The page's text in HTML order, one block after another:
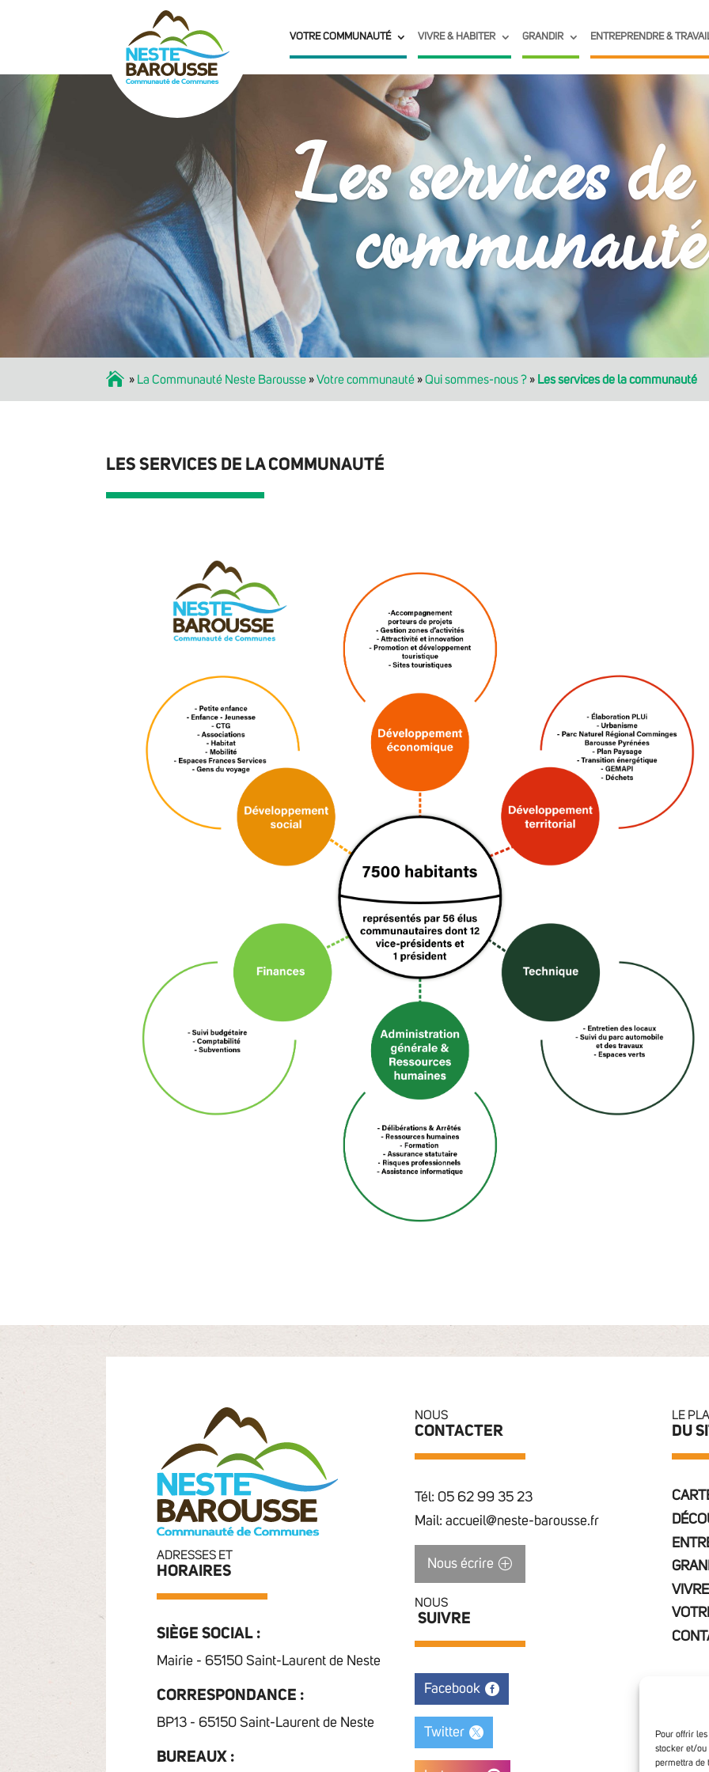
Pour offrir
stocker et/ou
permettra de
VOTRE COMMUNAUTÉ VIVRE & HABITER GRANDIR ENTREPRENDRE &
Les services
communauté
Accueil » La Communauté Neste Barousse »Votre communauté »Qui sommes-nous ? » Les services de la communauté
LES SERVICES DE LA COMMUNAUTÉ
ADRESSES ET
HORAIRES
SIÈGE SOCIAL :
Mairie - 65150 Saint-Laurent de Neste
CORRESPONDANCE :
BP13 - 65150 Saint-Laurent de Neste
BUREAUX :
NOUS
CONTACTER
Tél: 05 62 99 35 23
Mail: accueil@neste-barousse.fr
Nous écrire
NOUS
SUIVRE
Facebook
Twitter
LE
DU